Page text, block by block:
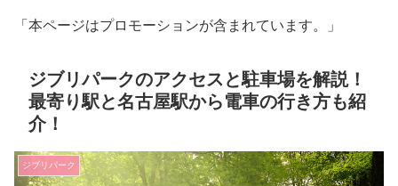
「本ページはプロモーションが含まれています。」
ジブリパークのアクセスと駐車場を解説！
最寄り駅と名古屋駅から電車の行き方も紹
介！
ジブリパーク